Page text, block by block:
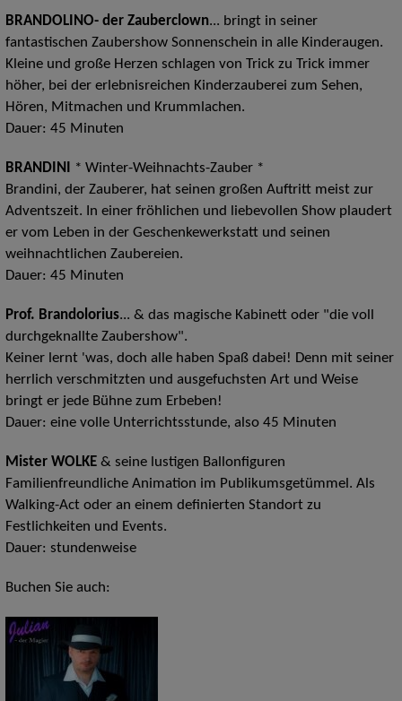
BRANDOLINO- der Zauberclown... bringt in seiner
fantastischen Zaubershow Sonnenschein in alle Kinderaugen.
Kleine und große Herzen schlagen von Trick zu Trick immer
höher, bei der erlebnisreichen Kinderzauberei zum Sehen,
Hören, Mitmachen und Krummlachen.
Dauer: 45 Minuten
BRANDINI * Winter-Weihnachts-Zauber *
Brandini, der Zauberer, hat seinen großen Auftritt meist zur
Adventszeit. In einer fröhlichen und liebevollen Show plaudert
er vom Leben in der Geschenkewerkstatt und seinen
weihnachtlichen Zaubereien.
Dauer: 45 Minuten
Prof. Brandolorius... & das magische Kabinett oder "die voll
durchgeknallte Zaubershow".
Keiner lernt 'was, doch alle haben Spaß dabei! Denn mit seiner
herrlich verschmitzten und ausgefuchsten Art und Weise
bringt er jede Bühne zum Erbeben!
Dauer: eine volle Unterrichtsstunde, also 45 Minuten
Mister WOLKE & seine lustigen Ballonfiguren
Familienfreundliche Animation im Publikumsgetümmel. Als
Walking-Act oder an einem definierten Standort zu
Festlichkeiten und Events.
Dauer: stundenweise
Buchen Sie auch: